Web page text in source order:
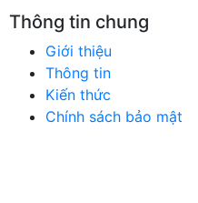
Thông tin chung
Giới thiệu
Thông tin
Kiến thức
Chính sách bảo mật